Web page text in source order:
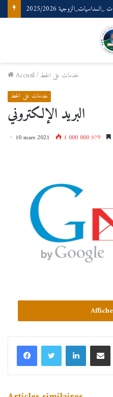
2025/2026
Accueil/خدمات على الخط
خدمات على الخط
البريد الإلكتروني
10 mars 2021 1 000 000 579
Linkedin